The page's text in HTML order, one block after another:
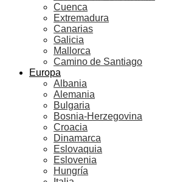
Cuenca
Extremadura
Canarias
Galicia
Mallorca
Camino de Santiago
Europa
Albania
Alemania
Bulgaria
Bosnia-Herzegovina
Croacia
Dinamarca
Eslovaquia
Eslovenia
Hungría